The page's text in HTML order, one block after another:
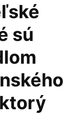
sú